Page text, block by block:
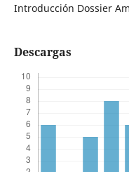
Introducción Dossier
Descargas